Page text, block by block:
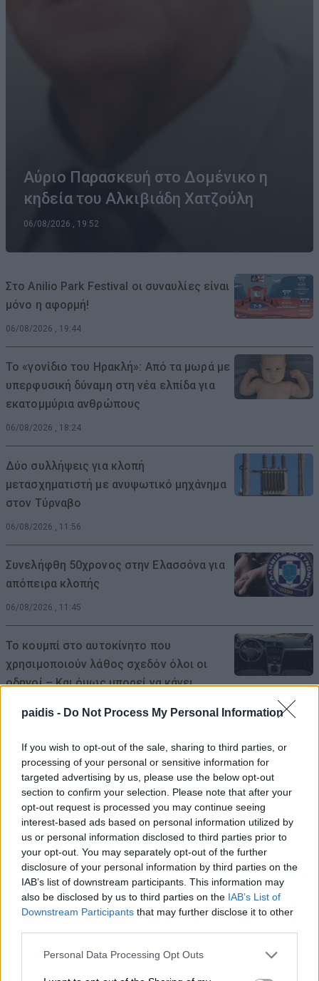
paidis - Do Not Process My Personal Information
If you wish to opt-out of the sale, sharing to third parties, or
processing of your personal or sensitive information for
targeted advertising by us, please use the below opt-out
section to confirm your selection. Please note that after your
opt-out request is processed you may continue seeing
interest-based ads based on personal information utilized by
us or personal information disclosed to third parties prior to
your opt-out. You may separately opt-out of the further
disclosure of your personal information by third parties on the
IAB’s list of downstream participants. This information may
also be disclosed by us to third parties on the IAB’s List of
Downstream Participants that may further disclose it to other
Personal Data Processing Opt Outs
Αύριο Παρασκευή στο Δομένικο η
κηδεία του Αλκιβιάδη Χατζούλη
06/08/2026 , 19:52
Στο Anilio Park Festival οι συναυλίες είναι
μόνο η αφορμή!
06/08/2026 , 19:44
Το «γονίδιο του Ηρακλή»: Από τα μωρά με
υπερφυσική δύναμη στη νέα ελπίδα για
εκατομμύρια ανθρώπους
06/08/2026 , 18:24
Δύο συλλήψεις για κλοπή
μετασχηματιστή με ανυψωτικό μηχάνημα
στον Τύρναβο
06/08/2026 , 11:56
Συνελήφθη 50χρονος στην Ελασσόνα για
απόπειρα κλοπής
06/08/2026 , 11:45
Το κουμπί στο αυτοκίνητο που
χρησιμοποιούν λάθος σχεδόν όλοι οι
οδηγοί – Και όμως μπορεί να κάνει
Η μεγάλη οθόνη συνεχίζεται στο
Κηποθέατρο Αλκαζάρ με τέσσερις
κινηματογραφικές προτάσεις για μικρούς
και μεγάλους
06/08/2026 , 11:10
Το Viagra ίσως κάνει πολύ περισσότερα
από όσα γνωρίζαμε μέχρι σήμερα – Η
ανακάλυψη που ενθουσιάζει τους
επιστήμονες
06/08/2026 , 10:43